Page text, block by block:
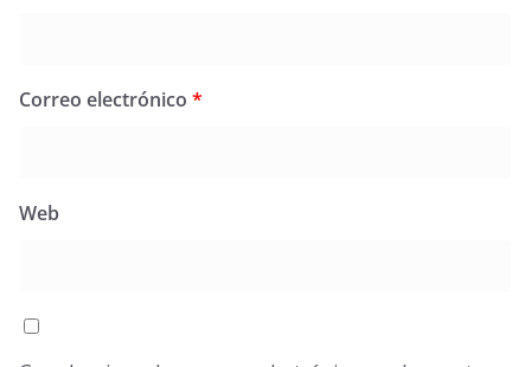
Correo electrónico *
Web